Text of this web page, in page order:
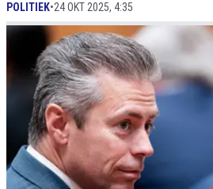
POLITIEK•24 OKT 2025, 4:35